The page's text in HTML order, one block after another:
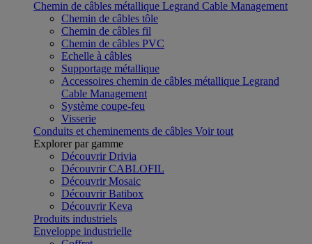
Chemin de câbles métallique Legrand Cable Management
Chemin de câbles tôle
Chemin de câbles fil
Chemin de câbles PVC
Echelle à câbles
Supportage métallique
Accessoires chemin de câbles métallique Legrand
Cable Management
Système coupe-feu
Visserie
Conduits et cheminements de câbles Voir tout
Explorer par gamme
Découvrir Drivia
Découvrir CABLOFIL
Découvrir Mosaic
Découvrir Batibox
Découvrir Keva
Produits industriels
Enveloppe industrielle